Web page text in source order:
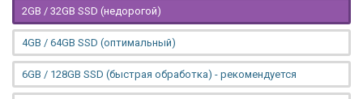
2GB / 32GB SSD (недорогой)
4GB / 64GB SSD (оптимальный)
6GB / 128GB SSD (быстрая обработка) - рекомендуется